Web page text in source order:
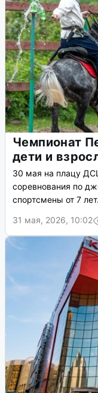
Чемпионат
дети и
30 мая на плацу
соревнования по
спортсмены от 7 лет.
31 мая, 2026, 10:02